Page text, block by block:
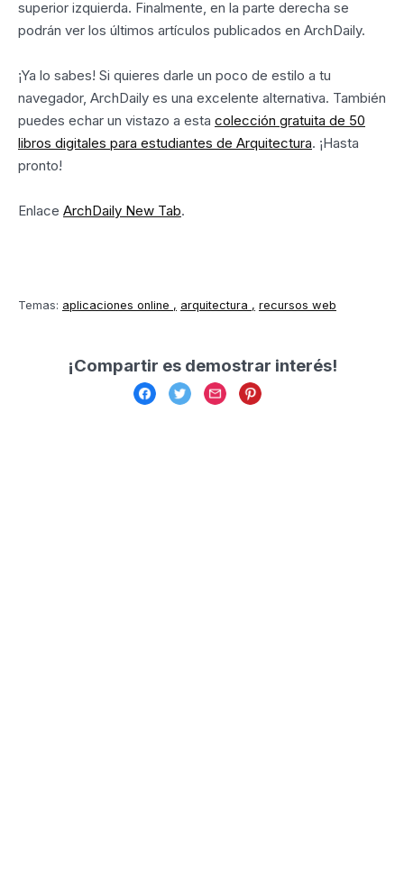
superior izquierda. Finalmente, en la parte derecha se
podrán ver los últimos artículos publicados en ArchDaily.
¡Ya lo sabes! Si quieres darle un poco de estilo a tu
navegador, ArchDaily es una excelente alternativa. También
puedes echar un vistazo a esta colección gratuita de 50
libros digitales para estudiantes de Arquitectura. ¡Hasta
pronto!
Enlace ArchDaily New Tab.
Temas: aplicaciones online arquitectura recursos web
¡Compartir es demostrar interés!